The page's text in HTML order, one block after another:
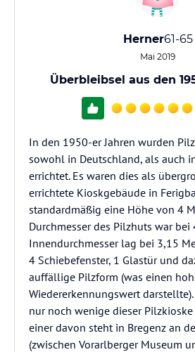
Herner61-65
Mai 2019
Überbleibsel aus den
In den 1950-er Jahren wurden
sowohl in Deutschland, als auch
errichtet. Es waren dies als
errichtete Kioskgebäude in
standardmäßig eine Höhe von 4
Durchmesser des Pilzhuts war bei
Innendurchmesser lag bei 3,15
4 Schiebefenster, 1 Glastür und
auffällige Pilzform (was einen
Wiedererkennungswert
nur noch wenige dieser
einer davon steht in Bregenz an
(zwischen Vorarlberger Museum